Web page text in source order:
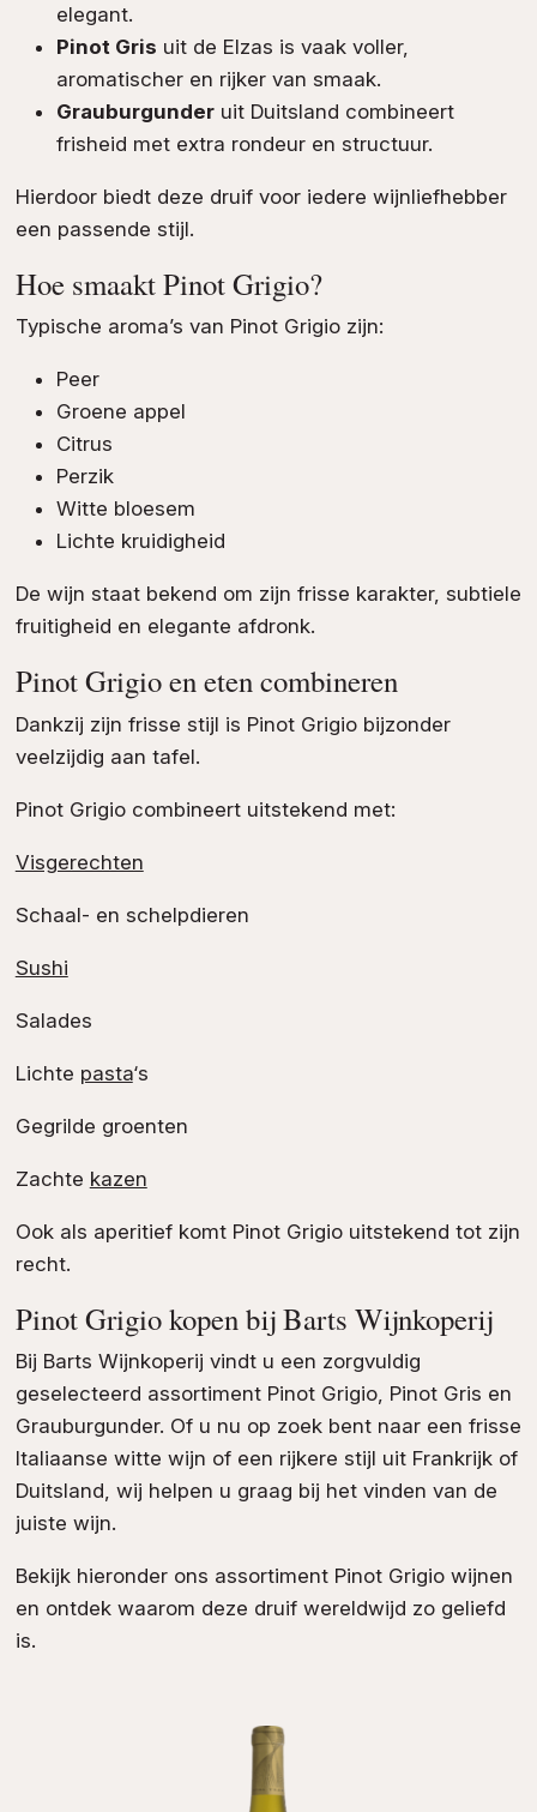
elegant.
Pinot Gris uit de Elzas is vaak voller,
aromatischer en rijker van smaak.
Grauburgunderuit Duitsland combineert
frisheid met extra rondeur en structuur.
Hierdoor biedt deze druif voor iedere wijnliefhebber
een passende stijl.
Hoe smaakt Pinot Grigio?
Typische aroma’s van Pinot Grigio zijn:
Peer
Groene appel
Citrus
Perzik
Witte bloesem
Lichte kruidigheid
De wijn staat bekend om zijn frisse karakter, subtiele
fruitigheid en elegante afdronk.
Pinot Grigio en eten combineren
Dankzij zijn frisse stijl is Pinot Grigio bijzonder
veelzijdig aan tafel.
Pinot Grigio combineert uitstekend met:
Visgerechten
Schaal- en schelpdieren
Sushi
Salades
Lichte pasta‘s
Gegrilde groenten
Zachte kazen
Ook als aperitief komt Pinot Grigio uitstekend tot zijn
recht.
Pinot Grigio kopen bij Barts Wijnkoperij
Bij Barts Wijnkoperij vindt u een zorgvuldig
geselecteerd assortiment Pinot Grigio, Pinot Gris en
Grauburgunder. Of u nu op zoek bent naar een frisse
Italiaanse witte wijn of een rijkere stijl uit Frankrijk of
Duitsland, wij helpen u graag bij het vinden van de
juiste wijn.
Bekijk hieronder ons assortiment Pinot Grigio wijnen
en ontdek waarom deze druif wereldwijd zo geliefd
is.